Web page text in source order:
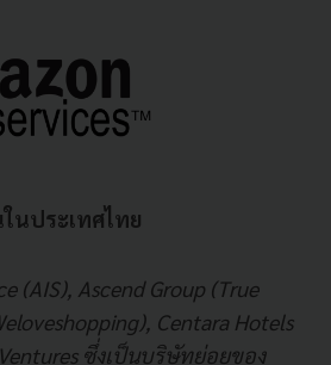
นประเทศไทย
(AIS), Ascend Group (True
Centara Hotels
ซึ่งเป็นบริษัทย่อยของ